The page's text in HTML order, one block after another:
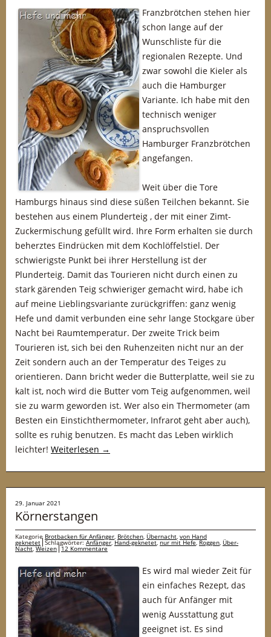
Franzbrötchen stehen hier
schon lange auf der
Wunschliste für die
regionalen Rezepte. Und
zwar sowohl die Kieler als
auch die Hamburger
Variante. Ich habe mit den
technisch weniger
anspruchsvollen
Hamburger Franzbrötchen
angefangen.
Weit über die Tore
Hamburgs hinaus sind diese süßen Teilchen bekannt. Sie
bestehen aus einem Plunderteig , der mit einer Zimt-
Zuckermischung gefüllt wird. Ihre Form erhalten sie durch
beherztes Eindrücken mit dem Kochlöffelstiel. Der
schwierigste Punkt bei ihrer Herstellung ist der
Plunderteig. Damit das Tourieren nicht durch einen zu
stark gärenden Teig schwieriger gemacht wird, habe ich
auf meine Lieblingsvariante zurückgriffen: ganz wenig
Hefe und damit verbunden eine sehr lange Stockgare über
Nacht bei Raumtemperatur. Der zweite Trick beim
Tourieren ist, sich bei den Ruhenzeiten nicht nur an der
Zeit sondern auch an der Temperatur des Teiges zu
orientieren. Dann bricht weder die Butterplatte, weil sie zu
kalt ist, noch wird die Butter vom Teig aufgenommen, weil
sie zu warm geworden ist. Wer also ein Thermometer (am
Besten ein Einstichthermometer, Infrarot geht aber auch),
sollte es ruhig benutzen. Es macht das Leben wirklich
leichter! Weiterlesen →
29. Januar 2021
Körnerstangen
Kategorie Brotbacken für Anfänger, Brötchen, Übernacht, von Hand
geknetet Schlagwörter:Anfänger,Hand-geknetet,nur mit Hefe,Roggen, Über-
Nacht,Weizen 12 Kommentare
Es wird mal wieder Zeit für
ein einfaches Rezept, das
auch für Anfänger mit
wenig Ausstattung gut
geeignet ist. Es sind